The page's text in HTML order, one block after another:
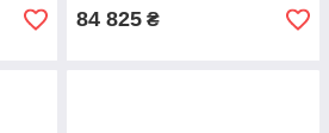
84 825 ₴